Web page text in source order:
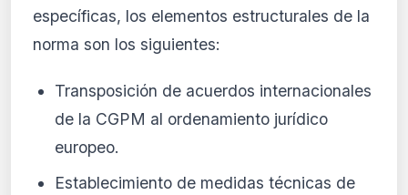
específicas, los elementos estructurales de la
norma son los siguientes:
Transposición de acuerdos internacionales
de la CGPM al ordenamiento jurídico
europeo.
Establecimiento de medidas técnicas de